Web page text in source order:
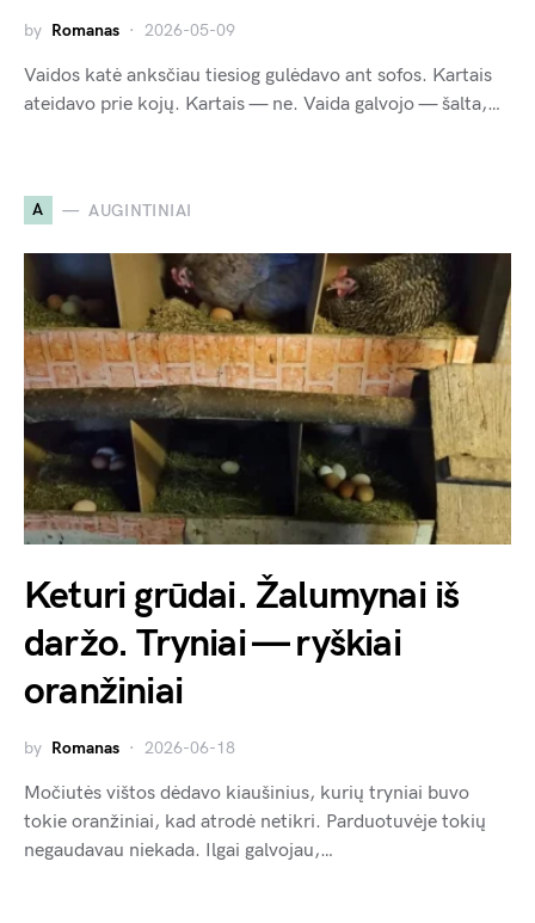
by Romanas 2026-05-09
Vaidos katė anksčiau tiesiog gulėdavo ant sofos. Kartais
ateidavo prie kojų. Kartais — ne. Vaida galvojo — šalta,…
A AUGINTINIAI
Keturi grūdai. Žalumynai iš
daržo. Tryniai — ryškiai
oranžiniai
by Romanas 2026-06-18
Močiutės vištos dėdavo kiaušinius, kurių tryniai buvo
tokie oranžiniai, kad atrodė netikri. Parduotuvėje tokių
negaudavau niekada. Ilgai galvojau,…